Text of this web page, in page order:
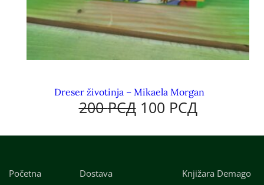
Dreser životinja – Mikaela Morgan
200РСД 100 РСД
Početna
Dostava
Knjižara Demago